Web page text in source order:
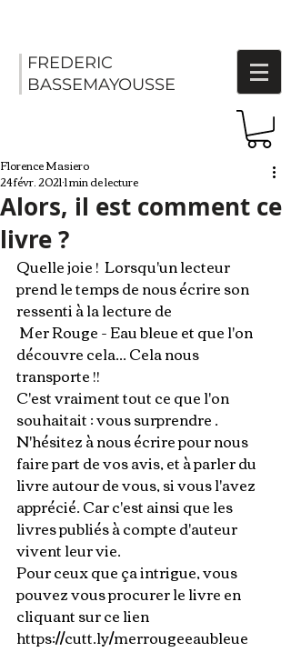
FREDERIC
BASSEMAYOUSSE
Alors, il est comment ce
livre ?
Florence Masiero
24 févr. 20211 min de lecture
Quelle joie !  Lorsqu'un lecteur
prend le temps de nous écrire son
ressenti à la lecture de
Mer Rouge - Eau bleue et que l'on
découvre cela... Cela nous
transporte !!
C'est vraiment tout ce que l'on
souhaitait : vous surprendre .
N'hésitez à nous écrire pour nous
faire part de vos avis, et à parler du
livre autour de vous, si vous l'avez
apprécié. Car c'est ainsi que les
livres publiés à compte d'auteur
vivent leur vie.
Pour ceux que ça intrigue, vous
pouvez vous procurer le livre en
cliquant sur ce lien
https://cutt.ly/merrougeeaubleue